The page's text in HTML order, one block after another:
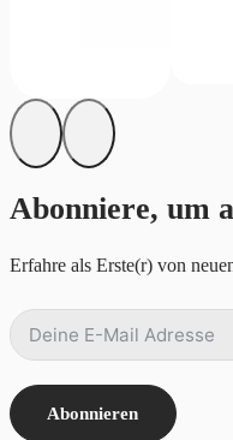
Abonniere, um
Erfahre als Erste(r) von
Abonnieren